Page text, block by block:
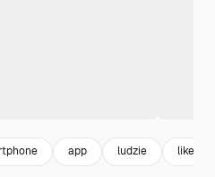
app ludzie like